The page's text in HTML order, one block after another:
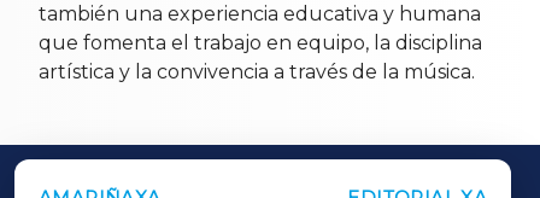
también una experiencia educativa y humana
que fomenta el trabajo en equipo, la disciplina
artística y la convivencia a través de la música.